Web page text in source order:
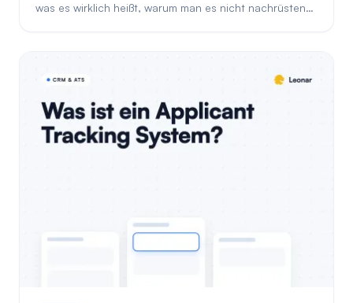
was es wirklich heißt, warum man es nicht nachrüsten